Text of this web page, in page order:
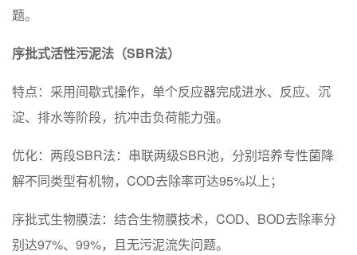
题。
序批式活性污泥法（SBR法）‌
‌特点‌：采用间歇式操作，单个反应器完成进水、反应、沉
淀、排水等阶段，抗冲击负荷能力强。
‌优化‌：‌两段SBR法‌：串联两级SBR池，分别培养专性菌降
解不同类型有机物，COD去除率可达95%以上；
‌序批式生物膜法‌：结合生物膜技术，COD、BOD去除率分
别达97%、99%，且无污泥流失问题。